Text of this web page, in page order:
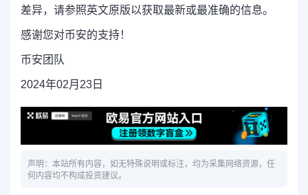
差异，请参照英文原版以获取最新或最准确的信息。
感谢您对币安的支持！
币安团队
2024年02月23日
声明：本站所有内容，如无特殊说明或标注，均为采集网络资源，任
何内容均不构成投资建议。